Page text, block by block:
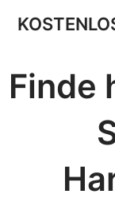
Finde